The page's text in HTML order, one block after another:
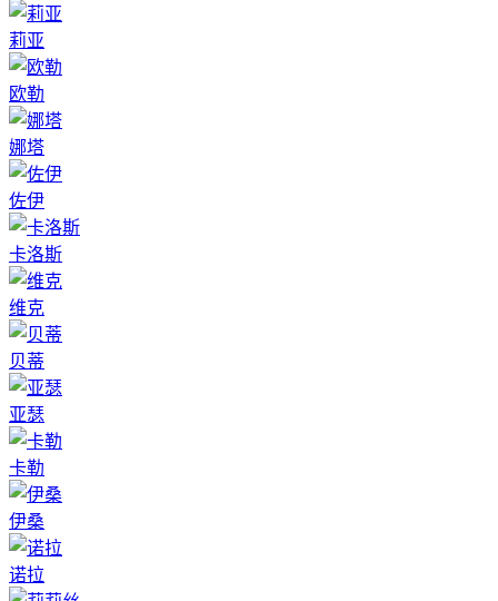
莉亚
欧勒
娜塔
佐伊
卡洛斯
维克
贝蒂
亚瑟
卡勒
伊桑
诺拉